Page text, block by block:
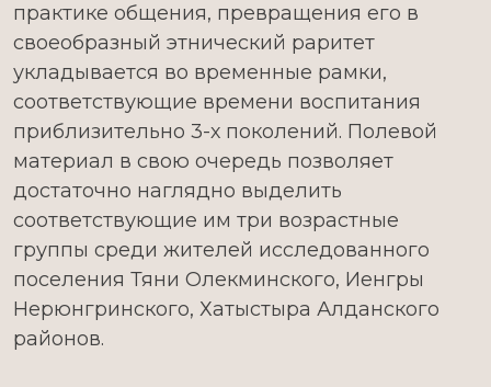
практике общения, превращения его в
своеобразный этнический раритет
укладывается во временные рамки,
соответствующие времени воспитания
приблизительно 3-х поколений. Полевой
материал в свою очередь позволяет
достаточно наглядно выделить
соответствующие им три возрастные
группы среди жителей исследованного
поселения Тяни Олекминского, Иенгры
Нерюнгринского, Хатыстыра Алданского
районов.